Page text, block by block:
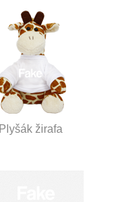
Plyšák žirafa